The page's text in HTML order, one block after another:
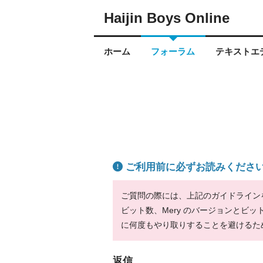
Haijin Boys Online
ホーム フォーラム テキストエ
ご利用前に必ずお読みくださ
ご質問の際には、上記のガイドライ
ビット数、Mery のバージョンとビッ
に何度もやり取りすることを避ける